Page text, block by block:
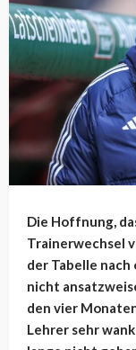
Die Hoffnung,
Trainerwechsel
der Tabelle
nicht
den vier
Lehrer sehr